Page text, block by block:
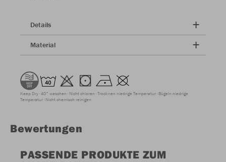
Details
Material
Keep Dry 40° waschen Nicht chloren Trocknen niedrige Temperatur Bügeln niedrige
Temperatur Nicht chemisch reinigen
Bewertungen
PASSENDE PRODUKTE ZUM